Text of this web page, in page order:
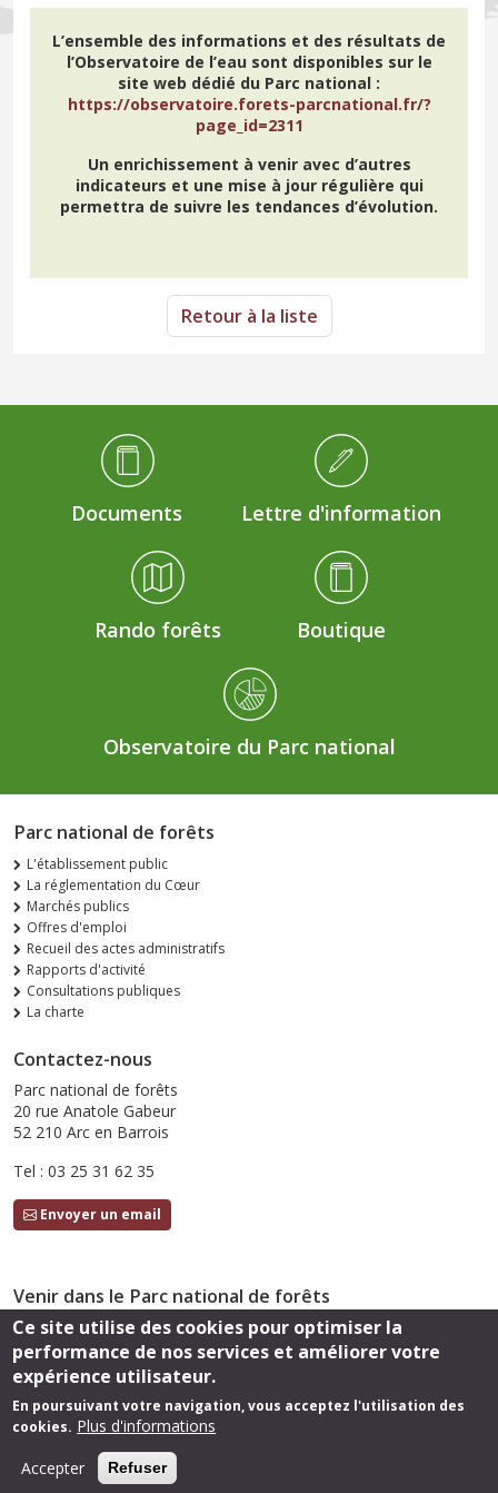
L’ensemble des informations et des résultats de
l’Observatoire de l’eau sont disponibles sur le
site web dédié du Parc national :
https://observatoire.forets-parcnational.fr/?
page_id=2311
Un enrichissement à venir avec d’autres
indicateurs et une mise à jour régulière qui
permettra de suivre les tendances d’évolution.
Retour à la liste
Médiathèque Footer
Documents Lettre d'information
Rando forêts Boutique
Observatoire du Parc national
Parc national de forêts
L'établissement public
La réglementation du Cœur
Marchés publics
Offres d'emploi
Recueil des actes administratifs
Rapports d'activité
Consultations publiques
La charte
Contactez-nous
Parc national de forêts
20 rue Anatole Gabeur
52 210 Arc en Barrois
Tel : 03 25 31 62 35
Envoyer un email
Venir dans le Parc national de forêts
Accès
Suivez-nous
Ce site utilise des cookies pour optimiser la
performance de nos services et améliorer votre
expérience utilisateur.
En poursuivant votre navigation, vous acceptez l'utilisation des
cookies. Plus d'informations
Accepter
Refuser